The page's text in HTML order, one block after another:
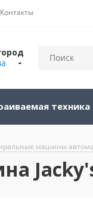
Контакты
техника
машины